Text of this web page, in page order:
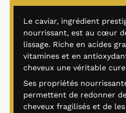
Le caviar, ingrédient
nourrissant, est au cœur
lissage. Riche en acides
vitamines et en
cheveux une véritable
Ses propriétés
permettent de redonner
cheveux fragilisés et de